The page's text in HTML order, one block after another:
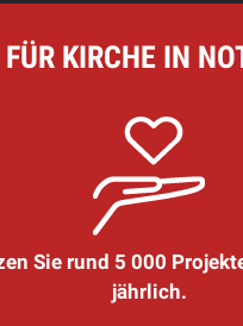
KIRCHE IN
Sie rund 5 000
jährlich.